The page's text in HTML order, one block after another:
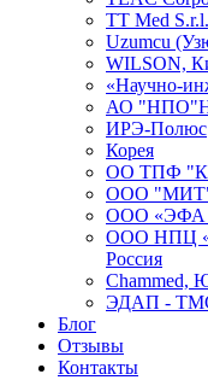
TT Med
Uzumcu
WILSON,
«Научно-
АО
ИРЭ-Полюс
Корея
ОО ТПФ
ООО "МИТ"
ООО «ЭФА
ООО НПЦ
Россия
Сhammed,
ЭДАП -
Блог
Отзывы
Контакты